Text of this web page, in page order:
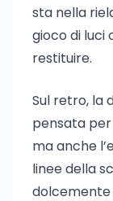
sta nella
gioco di luci
restituire.
Sul retro, la
pensata per
ma anche
linee della